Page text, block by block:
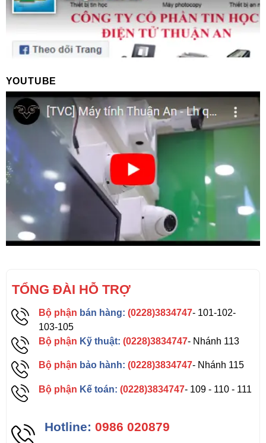
YOUTUBE
TỔNG ĐÀI HỖ TRỢ
Bộ phận bán hàng: (0228)3834747- 101-102-
103-105
Bộ phận Kỹ thuật: (0228)3834747- Nhánh 113
Bộ phận bảo hành: (0228)3834747- Nhánh 115
Bộ phận Kế toán: (0228)3834747- 109 - 110 - 111
Hotline: 0986 020879